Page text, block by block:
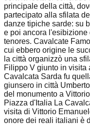
principale della città,
partecipato alla sfilata
danze tipiche sarde: su
e poi ancora
tenores. Cavalcate
cui ebbero origine le
la città organizzò una
Filippo V giunto in visita
Cavalcata Sarda fu
giunsero in città
del monumento a
Piazza d'Italia La
visita di Vittorio
onore dei reali italiani è